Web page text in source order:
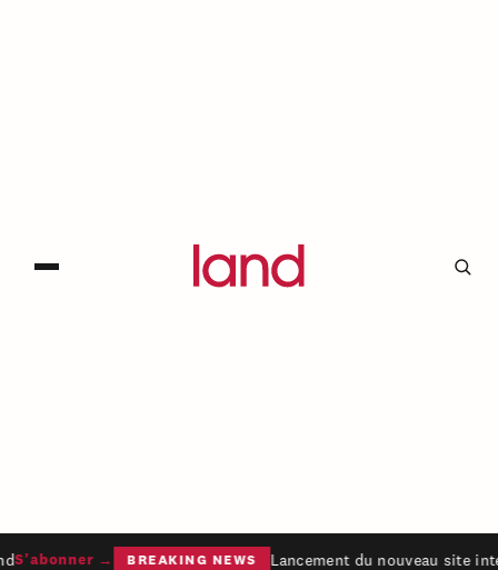
S'abonner → BREAKING NEWS Lancement du nouveau site